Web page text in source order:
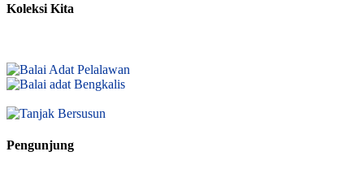
Koleksi Kita
Pengunjung